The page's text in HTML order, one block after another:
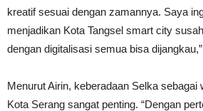
kreatif sesuai dengan zamannya. Saya
menjadikan Kota Tangsel smart city
dengan digitalisasi semua bisa
Menurut Airin, keberadaan Selka sebagai
Kota Serang sangat penting. “Dengan